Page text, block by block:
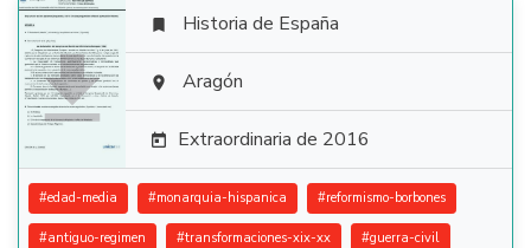

 Historia de España
 Aragón
 Extraordinaria de 2016
#edad-media #monarquia-hispanica #reformismo-borbones
#antiguo-regimen #transformaciones-xix-xx #guerra-civil